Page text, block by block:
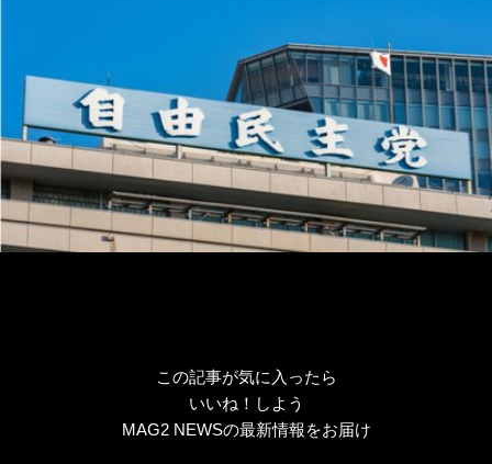
この記事が気に入ったら
いいね！しよう
MAG2 NEWSの最新情報をお届け